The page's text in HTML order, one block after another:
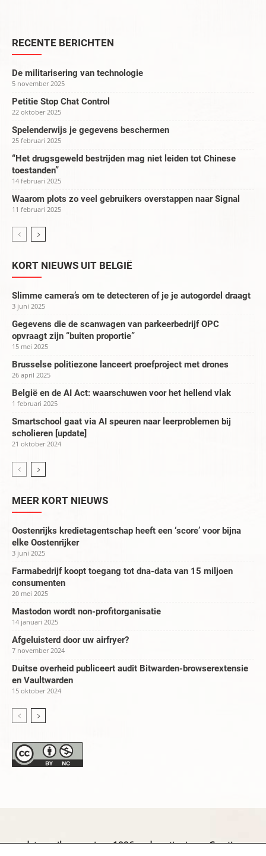
RECENTE BERICHTEN
De militarisering van technologie
5 november 2025
Petitie Stop Chat Control
22 oktober 2025
Spelenderwijs je gegevens beschermen
25 februari 2025
“Het drugsgeweld bestrijden mag niet leiden tot Chinese
toestanden”
14 februari 2025
Waarom plots zo veel gebruikers overstappen naar Signal
11 februari 2025
KORT NIEUWS UIT BELGIË
Slimme camera’s om te detecteren of je je autogordel draagt
3 juni 2025
Gegevens die de scanwagen van parkeerbedrijf OPC
opvraagt zijn “buiten proportie”
15 mei 2025
Brusselse politiezone lanceert proefproject met drones
26 april 2025
België en de AI Act: waarschuwen voor het hellend vlak
1 februari 2025
Smartschool gaat via AI speuren naar leerproblemen bij
scholieren [update]
21 oktober 2024
MEER KORT NIEUWS
Oostenrijks kredietagentschap heeft een ‘score’ voor bijna
elke Oostenrijker
3 juni 2025
Farmabedrijf koopt toegang tot dna-data van 15 miljoen
consumenten
20 mei 2025
Mastodon wordt non-profitorganisatie
14 januari 2025
Afgeluisterd door uw airfryer?
7 november 2024
Duitse overheid publiceert audit Bitwarden-browserextensie
en Vaultwarden
15 oktober 2024
datapanik.org – since 1996 and continuing »Creative